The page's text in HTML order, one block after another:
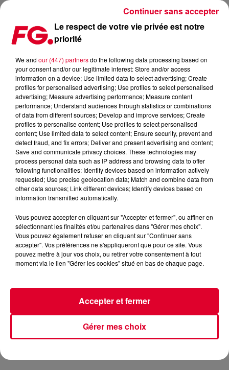
FG MIX DANCE : GRYFFIN
Le respect de votre vie privée est notre
priorité
We and our (447) partnersdo the following data processing based on
your consent and/or our legitimate interest: Store and/or access
information on a device; Use limited data to select advertising; Create
profiles for personalised advertising; Use profiles to select personalised
advertising; Measure advertising performance; Measure content
performance; Understand audiences through statistics or combinations
of data from different sources; Develop and improve services; Create
profiles to personalise content; Use profiles to select personalised
content; Use limited data to select content; Ensure security, prevent and
detect fraud, and fix errors; Deliver and present advertising and content;
Save and communicate privacy choices. These technologies may
process personal data such as IP address and browsing data to offer
following functionalities: Identify devices based on information actively
requested; Use precise geolocation data; Match and combine data from
other data sources; Link different devices; Identify devices based on
information transmitted automatically.
Vous pouvez accepter en cliquant sur "Accepter et fermer", ou affiner en
sélectionnant les finalités et/ou partenaires dans "Gérer mes choix".
Vous pouvez également refuser en cliquant sur "Continuer sans
accepter". Vos préférences ne s'appliqueront que pour ce site. Vous
pouvez mettre à jour vos choix, ou retirer votre consentement à tout
moment via le lien "Gérer les cookies" situé en bas de chaque page.
Gérer mes choix
Accepter et fermer
Continuer sans accepter